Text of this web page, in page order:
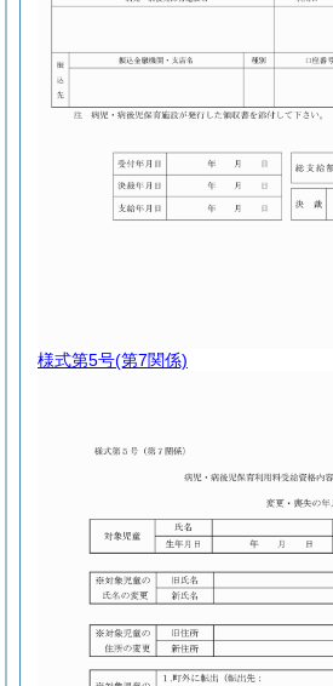
様式第5号(第7関係)